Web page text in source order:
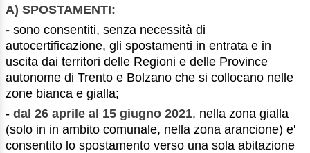
A) SPOSTAMENTI:
- sono consentiti, senza necessità di
autocertificazione, gli spostamenti in entrata e in
uscita dai territori delle Regioni e delle Province
autonome di Trento e Bolzano che si collocano nelle
zone bianca e gialla;
- dal 26 aprile al 15 giugno 2021, nella zona gialla
(solo in in ambito comunale, nella zona arancione) e'
consentito lo spostamento verso una sola abitazione